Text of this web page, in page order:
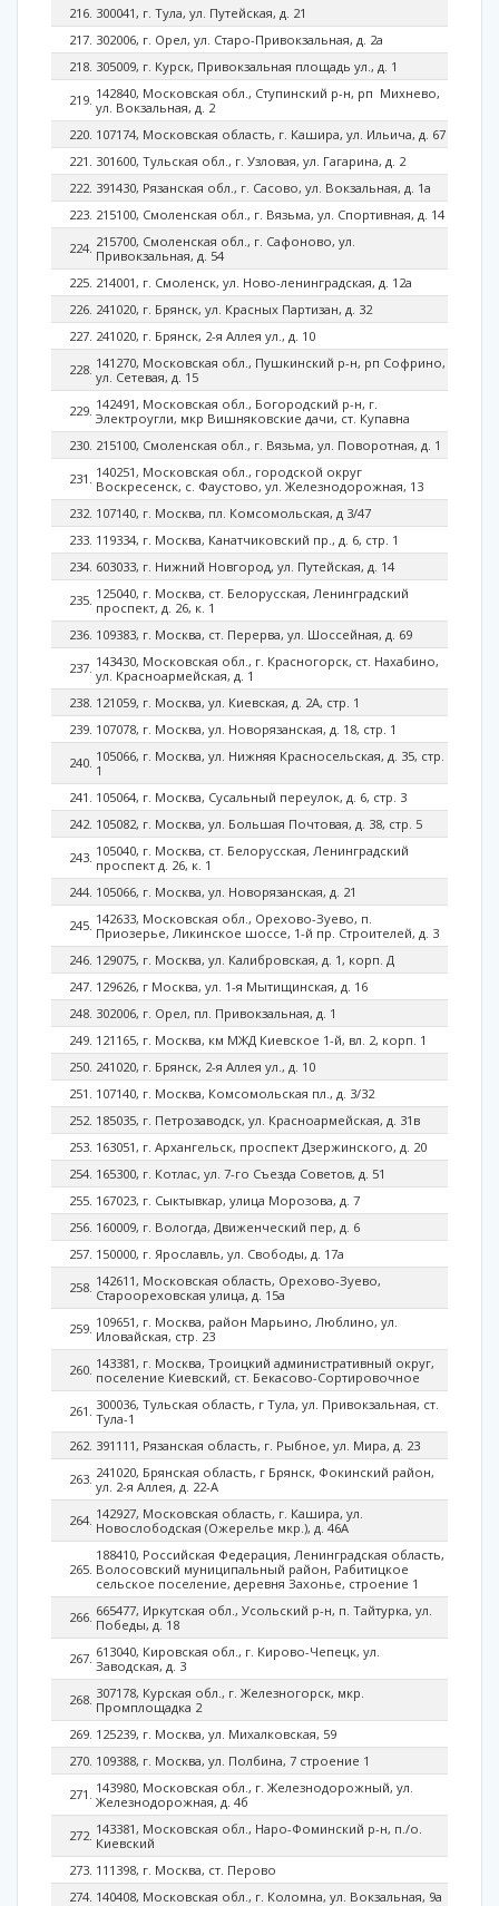
300041, г. Тула, ул. Путейская, д. 21
302006, г. Орел, ул. Старо-Привокзальная, д. 2а
305009, г. Курск, Привокзальная площадь ул., д. 1
142840, Московская обл., Ступинский р-н, pп Михнево,
ул. Вокзальная, д. 2
107174, Московская область, г. Кашира, ул. Ильича, д. 67
301600, Тульская обл., г. Узловая, ул. Гагарина, д. 2
391430, Рязанская обл., г. Сасово, ул. Вокзальная, д. 1а
215100, Смоленская обл., г. Вязьма, ул. Спортивная, д. 14
215700, Смоленская обл., г. Сафоново, ул.
Привокзальная, д. 54
214001, г. Смоленск, ул. Ново-ленинградская, д. 12а
241020, г. Брянск, ул. Красных Партизан, д. 32
241020, г. Брянск, 2-я Аллея ул., д. 10
141270, Московская обл., Пушкинский р-н, pп Софрино,
ул. Сетевая, д. 15
142491, Московская обл., Богородский р-н, г.
Электроугли, мкр Вишняковские дачи, ст. Купавна
215100, Смоленская обл., г. Вязьма, ул. Поворотная, д. 1
140251, Московская обл., городской округ
Воскресенск, с. Фаустово, ул. Железнодорожная, 13
107140, г. Москва, пл. Комсомольская, д 3/47
119334, г. Москва, Канатчиковский пр., д. 6, стр. 1
603033, г. Нижний Новгород, ул. Путейская, д. 14
125040, г. Москва, ст. Белорусская, Ленинградский
проспект, д. 26, к. 1
109383, г. Москва, ст. Перерва, ул. Шоссейная, д. 69
143430, Московская обл., г. Красногорск, ст. Нахабино,
ул. Красноармейская, д. 1
121059, г. Москва, ул. Киевская, д. 2А, стр. 1
107078, г. Москва, ул. Новорязанская, д. 18, стр. 1
105066, г. Москва, ул. Нижняя Красносельская, д. 35, стр.
1
105064, г. Москва, Сусальный переулок, д. 6, стр. 3
105082, г. Москва, ул. Большая Почтовая, д. 38, стр. 5
105040, г. Москва, ст. Белорусская, Ленинградский
проспект д. 26, к. 1
105066, г. Москва, ул. Новорязанская, д. 21
142633, Московская обл., Орехово-Зуево, п.
Приозерье, Ликинское шоссе, 1-й пр. Строителей, д. 3
129075, г. Москва, ул. Калибровская, д. 1, корп. Д
129626, г Москва, ул. 1-я Мытищинская, д. 16
302006, г. Орел, пл. Привокзальная, д. 1
121165, г. Москва, км МЖД Киевское 1-й, вл. 2, корп. 1
241020, г. Брянск, 2-я Аллея ул., д. 10
107140, г. Москва, Комсомольская пл., д. 3/32
185035, г. Петрозаводск, ул. Красноармейская, д. 31в
163051, г. Архангельск, проспект Дзержинского, д. 20
165300, г. Котлас, ул. 7-го Съезда Советов, д. 51
167023, г. Сыктывкар, улица Морозова, д. 7
160009, г. Вологда, Движенческий пер, д. 6
150000, г. Ярославль, ул. Свободы, д. 17а
142611, Московская область, Орехово-Зуево,
Староореховская улица, д. 15а
109651, г. Москва, район Марьино, Люблино, ул.
Иловайская, стр. 23
143381, г. Москва, Троицкий административный округ,
поселение Киевский, ст. Бекасово-Сортировочное
300036, Тульская область, г Тула, ул. Привокзальная, ст.
Тула-1
391111, Рязанская область, г. Рыбное, ул. Мира, д. 23
241020, Брянская область, г Брянск, Фокинский район,
ул. 2-я Аллея, д. 22-А
142927, Московская область, г. Кашира, ул.
Новослободская (Ожерелье мкр.), д. 46А
188410, Российская Федерация, Ленинградская область,
Волосовский муниципальный район, Рабитицкое
сельское поселение, деревня Захонье, строение 1
665477, Иркутская обл., Усольский р-н, п. Тайтурка, ул.
Победы, д. 18
613040, Кировская обл., г. Кирово-Чепецк, ул.
Заводская, д. 3
307178, Курская обл., г. Железногорск, мкр.
Промплощадка 2
125239, г. Москва, ул. Михалковская, 59
109388, г. Москва, ул. Полбина, 7 строение 1
143980, Московская обл., г. Железнодорожный, ул.
Железнодорожная, д. 4б
143381, Московская обл., Наро-Фоминский р-н, п./о.
Киевский
111398, г. Москва, ст. Перово
140408, Московская обл., г. Коломна, ул. Вокзальная, 9а